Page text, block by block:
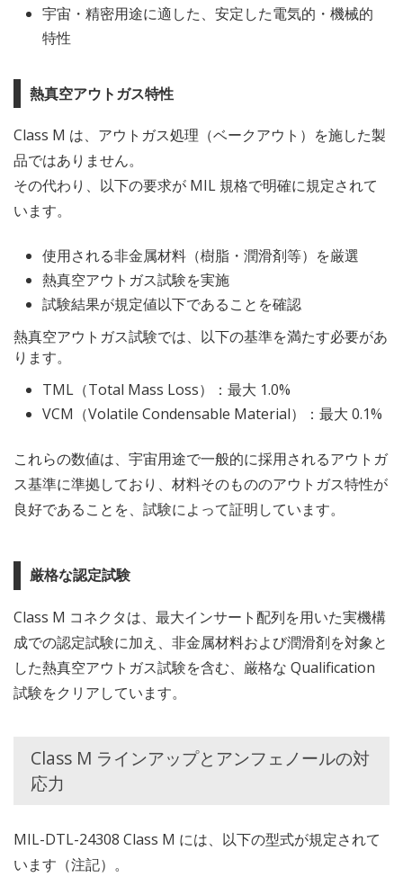
宇宙・精密用途に適した、安定した電気的・機械的
特性
熱真空アウトガス特性
Class M は、アウトガス処理（ベークアウト）を施した製
品ではありません。
その代わり、以下の要求が MIL 規格で明確に規定されて
います。
使用される非金属材料（樹脂・潤滑剤等）を厳選
熱真空アウトガス試験を実施
試験結果が規定値以下であることを確認
熱真空アウトガス試験では、以下の基準を満たす必要があ
ります。
TML（Total Mass Loss）：最大 1.0%
VCM（Volatile Condensable Material）：最大 0.1%
これらの数値は、宇宙用途で一般的に採用されるアウトガ
ス基準に準拠しており、材料そのもののアウトガス特性が
良好であることを、試験によって証明しています。
厳格な認定試験
Class M コネクタは、最大インサート配列を用いた実機構
成での認定試験に加え、非金属材料および潤滑剤を対象と
した熱真空アウトガス試験を含む、厳格な Qualification
試験をクリアしています。
Class M ラインアップとアンフェノールの対
応力
MIL-DTL-24308 Class M には、以下の型式が規定されて
います（注記）。